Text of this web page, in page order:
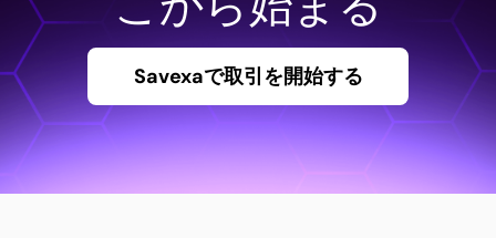
Savexaで取引を開始する